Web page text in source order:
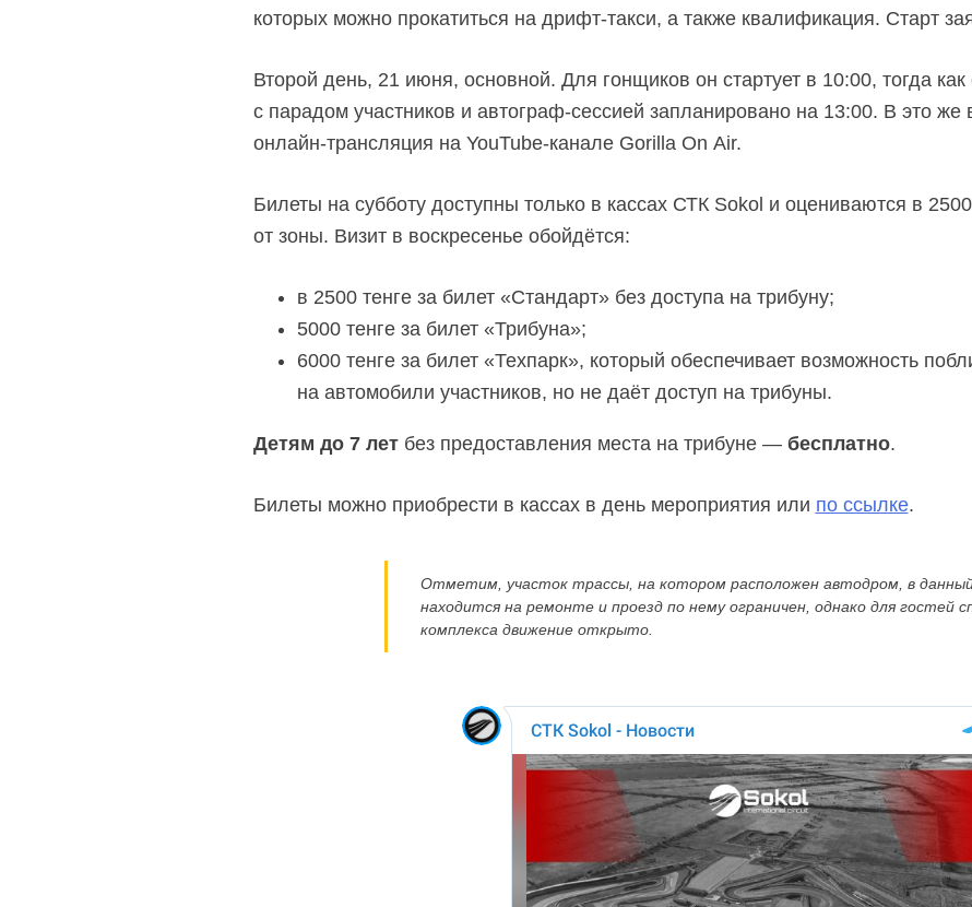
которых можно прокатиться на дрифт-такси, а также квалификация. Старт
Второй день, 21 июня, основной. Для гонщиков он стартует в 10:00, тогда
с парадом участников и автограф-сессией запланировано на 13:00. В это же
онлайн-трансляция на YouTube-каналеGorilla On Air.
Билеты на субботу доступны только в кассах СТК Sokol и оцениваются в
от зоны. Визит в воскресенье обойдётся:
в 2500 тенге за билет «Стандарт» без доступа на трибуну;
5000 тенге за билет «Трибуна»;
6000 тенге за билет «Техпарк», который обеспечивает возможность
на автомобили участников, но не даёт доступ на трибуны.
Детям до 7 летбез предоставления места на трибуне — бесплатно.
Билеты можно приобрести в кассах в день мероприятия или по ссылке.
Отметим, участок трассы, на котором расположен автодром, в
находится на ремонте и проезд по нему ограничен, однако для гостей
комплекса движение открыто.